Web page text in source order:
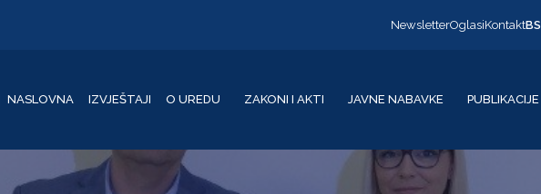
NewsletterOglasiKontaktBS
NASLOVNA IZVJEŠTAJI O UREDU ZAKONI I AKTI JAVNE NABAVKE PUBLIKACIJE